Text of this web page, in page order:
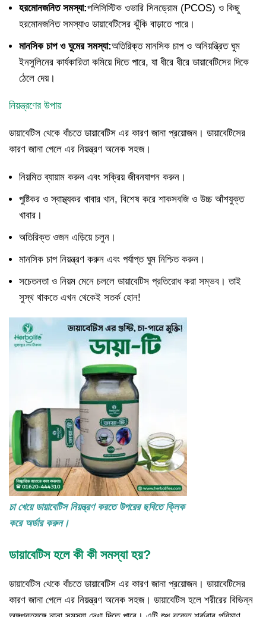
হরমোনজনিত সমস্যা:পলিসিস্টিক ওভারি সিনড্রোম (PCOS) ও কিছু
হরমোনজনিত সমস্যাও ডায়াবেটিসের ঝুঁকি বাড়াতে পারে।
মানসিক চাপ ও ঘুমের সমস্যা:অতিরিক্ত মানসিক চাপ ও অনিয়ন্ত্রিত ঘুম
ইনসুলিনের কার্যকারিতা কমিয়ে দিতে পারে, যা ধীরে ধীরে ডায়াবেটিসের দিকে
ঠেলে দেয়।
নিয়ন্ত্রণের উপায়
ডায়াবেটিস থেকে বাঁচতে ডায়াবেটিস এর কারণ জানা প্রয়োজন। ডায়াবেটিসের
কারণ জানা গেলে এর নিয়ন্ত্রণ অনেক সহজ।
নিয়মিত ব্যায়াম করুন এবং সক্রিয় জীবনযাপন করুন।
পুষ্টিকর ও স্বাস্থ্যকর খাবার খান, বিশেষ করে শাকসবজি ও উচ্চ আঁশযুক্ত
খাবার।
অতিরিক্ত ওজন এড়িয়ে চলুন।
মানসিক চাপ নিয়ন্ত্রণ করুন এবং পর্যাপ্ত ঘুম নিশ্চিত করুন।
সচেতনতা ও নিয়ম মেনে চললে ডায়াবেটিস প্রতিরোধ করা সম্ভব। তাই
সুস্থ থাকতে এখন থেকেই সতর্ক হোন!
চা খেয়ে ডায়াবেটিস নিয়ন্ত্রণ করতে উপরের ছবিতে ক্লিক
করে অর্ডার করুন।
ডায়াবেটিস হলে কী কী সমস্যা হয়?
ডায়াবেটিস থেকে বাঁচতে ডায়াবেটিস এর কারণ জানা প্রয়োজন। ডায়াবেটিসের
কারণ জানা গেলে এর নিয়ন্ত্রণ অনেক সহজ। ডায়াবেটিস হলে শরীরের বিভিন্ন